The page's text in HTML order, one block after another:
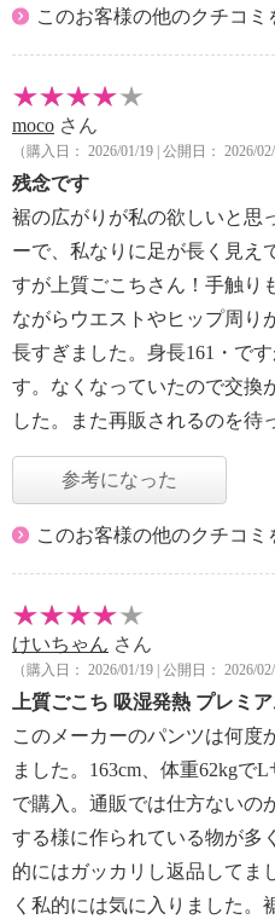
このお客様の他のクチコミ
moco さん
（購入日： 2026/01/19 | 公開日： 2026/02/
残念です
裾の広がりが私の欲しいと思
ーで、私なりに足が長く見え
すが上質ごこちさん！手触り
ながらウエストやヒップ周り
長すぎました。身長161・で
す。なくなっていたので交換
した。また再販されるのを待
参考になった
このお客様の他のクチコミ
けいちゃん さん
（購入日： 2026/01/19 | 公開日： 2026/02/
上質ごこち 吸湿発熱 プレミ
このメーカーのパンツは何度
ました。163cm、体重62kgで
で購入。通販では仕方ないの
する様に作られている物が多
的にはガッカリし返品してま
く私的には気に入りました。